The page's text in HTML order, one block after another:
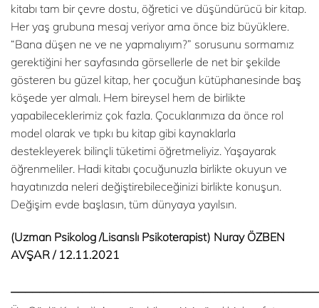
kitabı tam bir çevre dostu, öğretici ve düşündürücü bir kitap.
Her yaş grubuna mesaj veriyor ama önce biz büyüklere.
“Bana düşen ne ve ne yapmalıyım?” sorusunu sormamız
gerektiğini her sayfasında görsellerle de net bir şekilde
gösteren bu güzel kitap, her çocuğun kütüphanesinde baş
köşede yer almalı. Hem bireysel hem de birlikte
yapabileceklerimiz çok fazla. Çocuklarımıza da önce rol
model olarak ve tıpkı bu kitap gibi kaynaklarla
destekleyerek bilinçli tüketimi öğretmeliyiz. Yaşayarak
öğrenmeliler. Hadi kitabı çocuğunuzla birlikte okuyun ve
hayatınızda neleri değiştirebileceğinizi birlikte konuşun.
Değişim evde başlasın, tüm dünyaya yayılsın.
(Uzman Psikolog /Lisanslı Psikoterapist) Nuray ÖZBEN
AVŞAR / 12.11.2021